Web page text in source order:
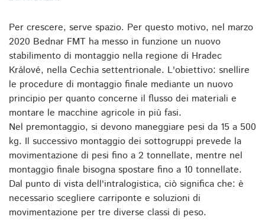
Per crescere, serve spazio. Per questo motivo, nel marzo
2020 Bednar FMT ha messo in funzione un nuovo
stabilimento di montaggio nella regione di Hradec
Králové, nella Cechia settentrionale. L'obiettivo: snellire
le procedure di montaggio finale mediante un nuovo
principio per quanto concerne il flusso dei materiali e
montare le macchine agricole in più fasi.
Nel premontaggio, si devono maneggiare pesi da 15 a 500
kg. Il successivo montaggio dei sottogruppi prevede la
movimentazione di pesi fino a 2 tonnellate, mentre nel
montaggio finale bisogna spostare fino a 10 tonnellate.
Dal punto di vista dell'intralogistica, ciò significa che: è
necessario scegliere carriponte e soluzioni di
movimentazione per tre diverse classi di peso.